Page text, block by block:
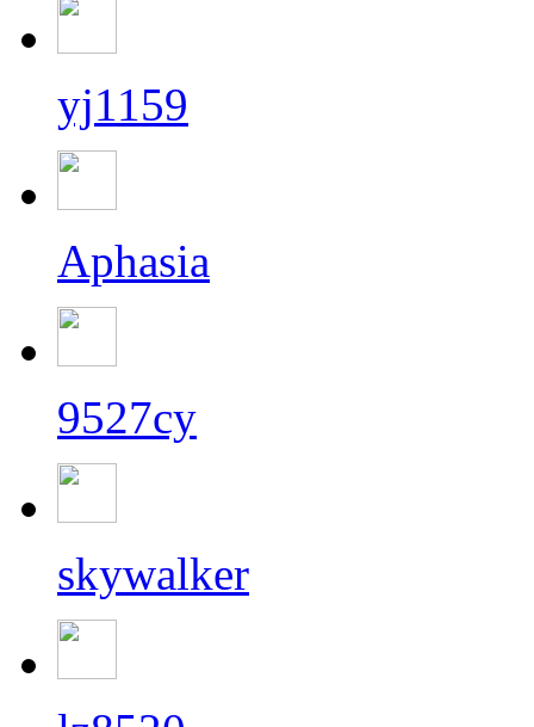
yj1159
Aphasia
9527cy
skywalker